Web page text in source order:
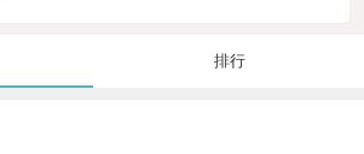
排行